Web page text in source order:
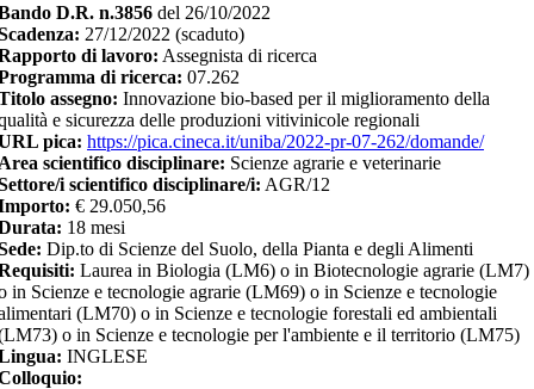
D.R. n.3856 del 26/10/2022
27/12/2022 (scaduto)
di lavoro: Assegnista di ricerca
di ricerca: 07.262
assegno: Innovazione bio-based per il miglioramento della
e sicurezza delle produzioni vitivinicole regionali
pica: https://pica.cineca.it/uniba/2022-pr-07-262/domande/
scientifico disciplinare: Scienze agrarie e veterinarie
i scientifico disciplinare/i: AGR/12
€ 29.050,56
18 mesi
Dip.to di Scienze del Suolo, della Pianta e degli Alimenti
Laurea in Biologia (LM6) o in Biotecnologie agrarie (LM7)
in Scienze e tecnologie agrarie (LM69) o in Scienze e tecnologie
(LM70) o in Scienze e tecnologie forestali ed ambientali
o in Scienze e tecnologie per l'ambiente e il territorio (LM75)
INGLESE